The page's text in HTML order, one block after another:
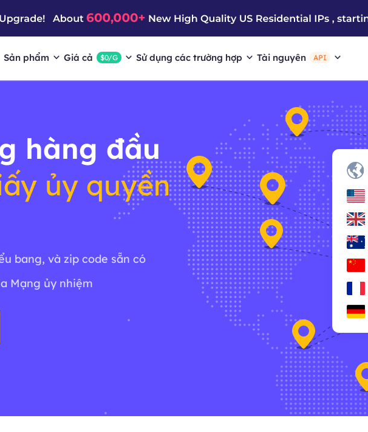
Sản phẩm Giá cả $0/G Sử dụng các trường hợp Tài nguyên API
hàng đầu
ủy quyền
bang, và zip code sẵn có
Mạng ủy nhiệm